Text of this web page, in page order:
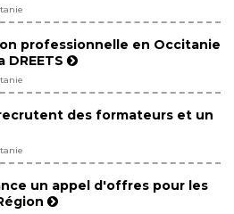
professionnelle en Occitanie
des formateurs et un
un appel d'offres pour les